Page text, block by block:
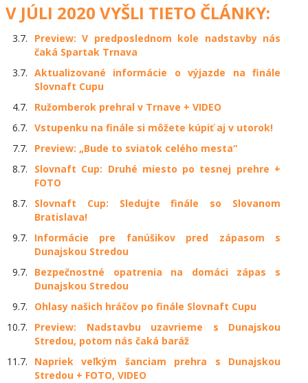
V JÚLI 2020 VYŠLI TIETO ČLÁNKY:
3.7.
Preview: V predposlednom kole nadstavby nás
čaká Spartak Trnava
3.7. Aktualizované informácie o výjazde na finále
Slovnaft Cupu
4.7.
Ružomberok prehral v Trnave + VIDEO
6.7. Vstupenku na finále si môžete kúpiť aj v utorok!
7.7.
Preview: „Bude to sviatok celého mesta“
8.7.
Slovnaft Cup: Druhé miesto po tesnej prehre +
FOTO
8.7.
Slovnaft Cup: Sledujte finále so Slovanom
Bratislava!
9.7.
Informácie pre fanúšikov pred zápasom s
Dunajskou Stredou
9.7.
Bezpečnostné opatrenia na domáci zápas s
Dunajskou Stredou
9.7.
Ohlasy našich hráčov po finále Slovnaft Cupu
10.7.
Preview: Nadstavbu uzavrieme s Dunajskou
Stredou, potom nás čaká baráž
11.7.
Napriek veľkým šanciam prehra s Dunajskou
Stredou + FOTO, VIDEO